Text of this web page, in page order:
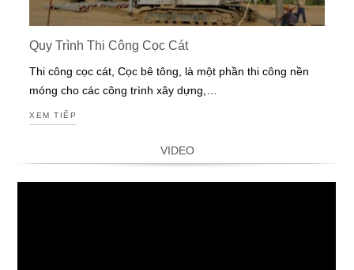
Quy Trình Thi Công Cọc Cát
Thi công cọc cát, Cọc bê tông, là một phần thi công nền
móng cho các công trình xây dựng,…
XEM TIẾP
VIDEO